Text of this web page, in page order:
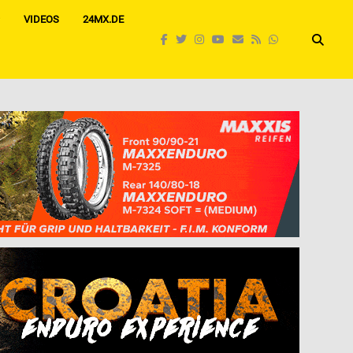
VIDEOS 24MX.DE